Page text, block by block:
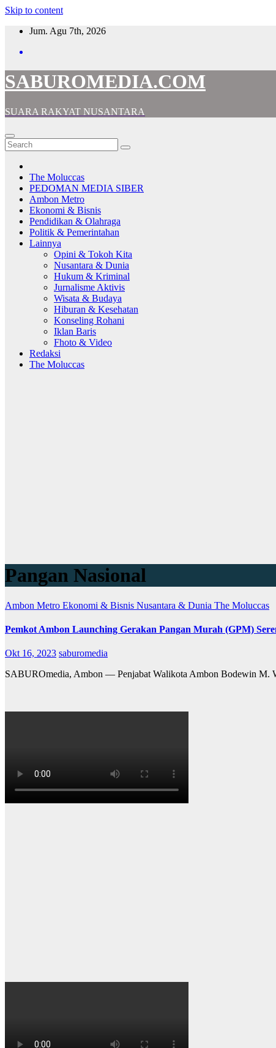
Skip to content
Jum. Agu 7th, 2026
SABUROMEDIA.COM
SUARA RAKYAT NUSANTARA
The Moluccas
PEDOMAN MEDIA SIBER
Ambon Metro
Ekonomi & Bisnis
Pendidikan & Olahraga
Politik & Pemerintahan
Lainnya
Opini & Tokoh Kita
Nusantara & Dunia
Hukum & Kriminal
Jurnalisme Aktivis
Wisata & Budaya
Hiburan & Kesehatan
Konseling Rohani
Iklan Baris
Fhoto & Video
Redaksi
The Moluccas
Pangan Nasional
Ambon Metro Ekonomi & Bisnis Nusantara & Dunia The Moluccas
Pemkot Ambon Launching Gerakan Pangan Murah (GPM)
Okt 16, 2023 saburomedia
SABUROmedia, Ambon — Penjabat Walikota Ambon Bodewin M.